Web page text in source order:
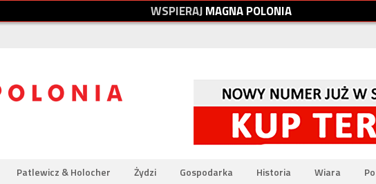
WSPIERAJMAGNAPOLONIA
Patlewicz & Holocher Żydzi Gospodarka Historia Wiara